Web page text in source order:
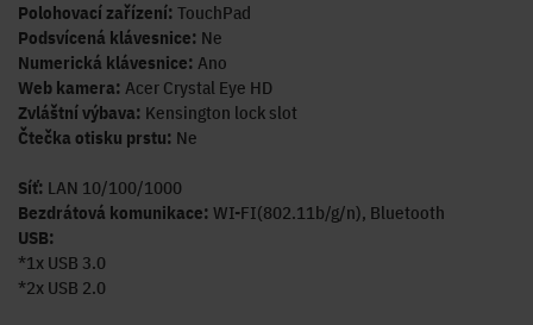
Polohovací zařízení: TouchPad
Podsvícená klávesnice: Ne
Numerická klávesnice: Ano
Web kamera: Acer Crystal Eye HD
Zvláštní výbava: Kensington lock slot
Čtečka otisku prstu: Ne
Síť: LAN 10/100/1000
Bezdrátová komunikace: WI-FI(802.11b/g/n), Bluetooth
USB:
*1x USB 3.0
*2x USB 2.0